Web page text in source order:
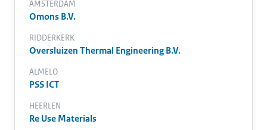
AMSTERDAM
Omons B.V.
RIDDERKERK
Oversluizen Thermal Engineering B.V.
ALMELO
PSS ICT
HEERLEN
Re Use Materials